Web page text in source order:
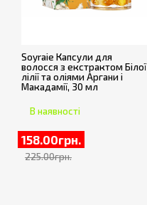
Soyraie Капсули для
волосся з екстрактом Білої
лілії та оліями Аргани і
Макадамії, 30 мл
В наявності
158.00грн.
225.00грн.